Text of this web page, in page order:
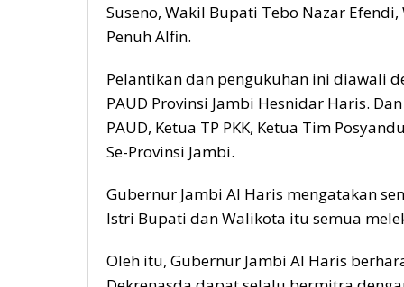
Suseno, Wakil Bupati Tebo Nazar
Penuh Alfin.
Pelantikan dan pengukuhan ini diawali
PAUD Provinsi Jambi Hesnidar Haris.
PAUD, Ketua TP PKK, Ketua Tim
Se-Provinsi Jambi.
Gubernur Jambi Al Haris mengatakan
Istri Bupati dan Walikota itu semua
Oleh itu, Gubernur Jambi Al Haris